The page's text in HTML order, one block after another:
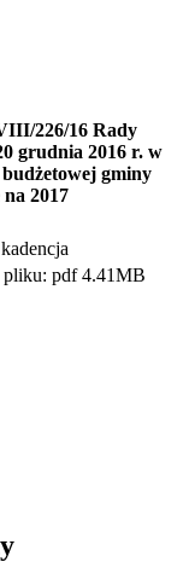
226/16 Rady
grudnia 2016 r. w
gminy
2017
4.41MB